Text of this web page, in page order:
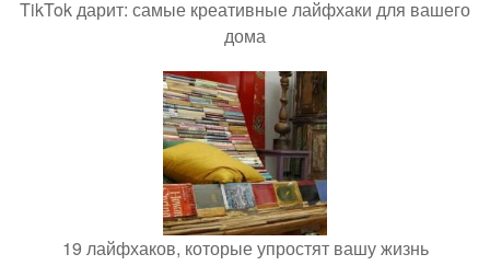
TikTok дарит: самые креативные лайфхаки для вашего
дома
19 лайфхаков, которые упростят вашу жизнь